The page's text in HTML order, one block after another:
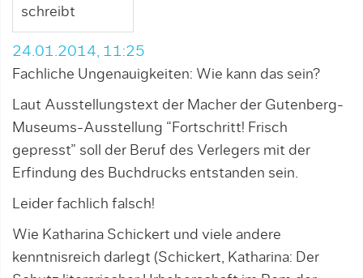
schreibt
24.01.2014, 11:25
Fachliche Ungenauigkeiten: Wie kann das sein?
Laut Ausstellungstext der Macher der Gutenberg-
Museums-Ausstellung “Fortschritt! Frisch
gepresst” soll der Beruf des Verlegers mit der
Erfindung des Buchdrucks entstanden sein.
Leider fachlich falsch!
Wie Katharina Schickert und viele andere
kenntnisreich darlegt (Schickert, Katharina: Der